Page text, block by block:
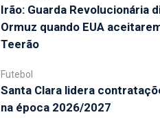
Irão: Guarda Revolucionária
Ormuz quando EUA
Teerão
Futebol
Santa Clara lidera
na época 2026/2027